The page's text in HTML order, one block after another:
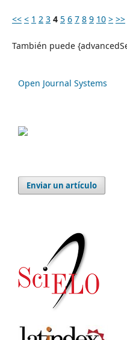
<< < 1 2 3 4 5 6 7 8 9 10 > >>
También puede
Open Journal Systems
Enviar un artículo